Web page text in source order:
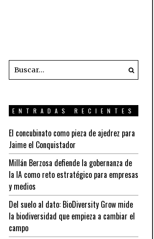
ENTRADAS RECIENTES
El concubinato como pieza de ajedrez para
Jaime el Conquistador
Millán Berzosa defiende la gobernanza de
la IA como reto estratégico para empresas
y medios
Del suelo al dato: BioDiversity Grow mide
la biodiversidad que empieza a cambiar el
campo